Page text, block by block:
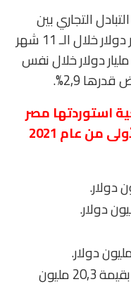
التجاري بين
مصر وأوكرانيا لتصل إلى 1,79 مليار دولار خلال الـ 11 شهر
الأولى من عام 2021 مقابل 1,84 مليار دولار خلال نفس
سلعية استوردتها مصر
مصنوعات من حديد أو صلب بقيمة 20,3 مليون